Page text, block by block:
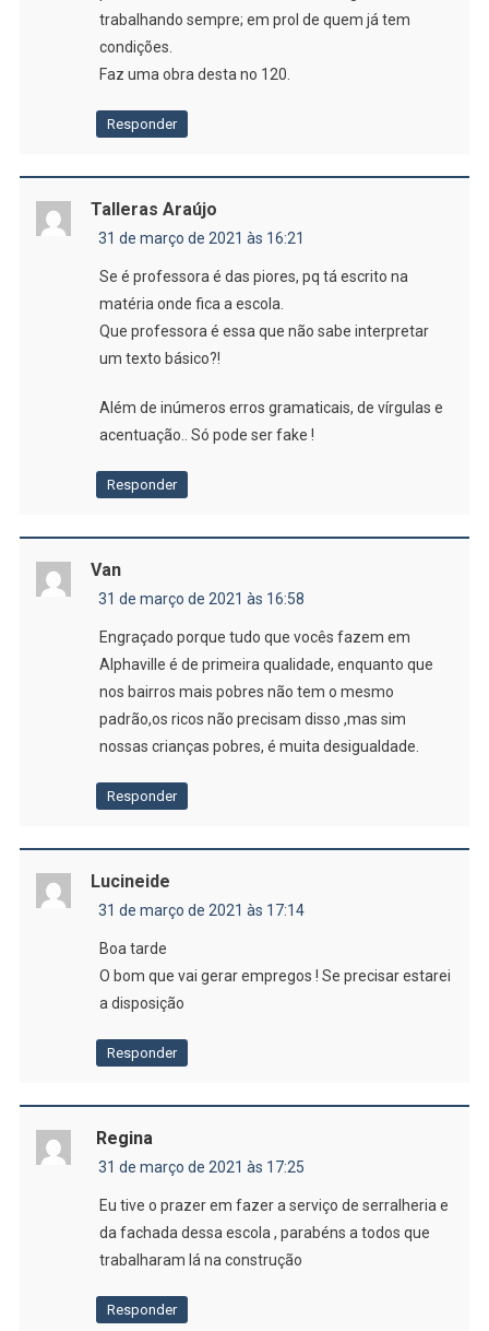
trabalhando sempre; em prol de quem já tem
condições.
Faz uma obra desta no 120.
Responder
Talleras Araújo
31 de março de 2021 às 16:21
Se é professora é das piores, pq tá escrito na
matéria onde fica a escola.
Que professora é essa que não sabe interpretar
um texto básico?!
Além de inúmeros erros gramaticais, de vírgulas e
acentuação.. Só pode ser fake !
Responder
Van
31 de março de 2021 às 16:58
Engraçado porque tudo que vocês fazem em
Alphaville é de primeira qualidade, enquanto que
nos bairros mais pobres não tem o mesmo
padrão,os ricos não precisam disso ,mas sim
nossas crianças pobres, é muita desigualdade.
Responder
Lucineide
31 de março de 2021 às 17:14
Boa tarde
O bom que vai gerar empregos ! Se precisar estarei
a disposição
Responder
Regina
31 de março de 2021 às 17:25
Eu tive o prazer em fazer a serviço de serralheria e
da fachada dessa escola , parabéns a todos que
trabalharam lá na construção
Responder